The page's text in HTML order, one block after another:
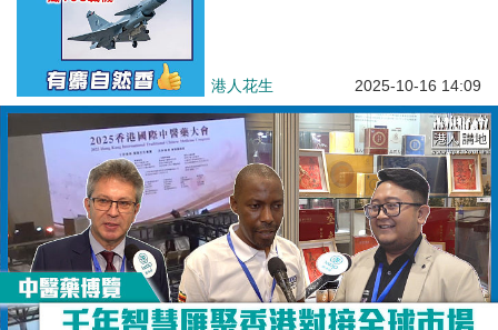
港人花生 2025-10-16 14:09